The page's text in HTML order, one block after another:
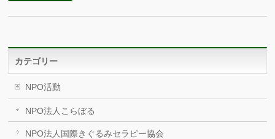
カテゴリー
NPO活動
NPO法人こらぼる
NPO法人国際きぐるみセラピー協会